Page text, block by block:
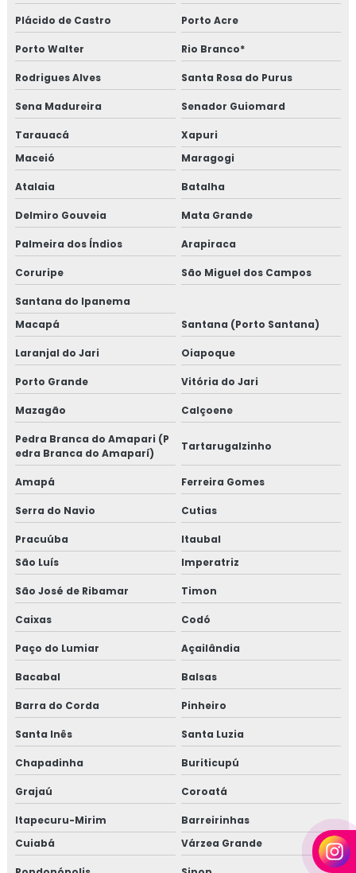
Plácido de Castro Porto Acre
Porto Walter Rio Branco*
Rodrigues Alves Santa Rosa do Purus
Sena Madureira Senador Guiomard
Tarauacá
Xapuri
Maceió
Maragogi
Atalaia Batalha
Delmiro Gouveia Mata Grande
Palmeira dos Índios Arapiraca
Coruripe São Miguel dos Campos
Santana do Ipanema
Macapá
Santana (Porto Santana)
Laranjal do Jari Oiapoque
Porto Grande Vitória do Jari
Mazagão Calçoene
Pedra Branca do Amapari (P
edra Branca do Amaparí)
Tartarugalzinho
Amapá Ferreira Gomes
Serra do Navio Cutias
Pracuúba
Itaubal
São Luís
Imperatriz
São José de Ribamar Timon
Caixas Codó
Paço do Lumiar Açailândia
Bacabal Balsas
Barra do Corda Pinheiro
Santa Inês Santa Luzia
Chapadinha Buriticupú
Grajaú Coroatá
Itapecuru-Mirim
Barreirinhas
Cuiabá
Várzea Grande